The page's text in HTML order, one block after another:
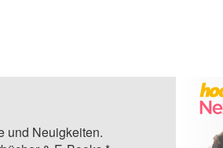
und Neuigkeiten.